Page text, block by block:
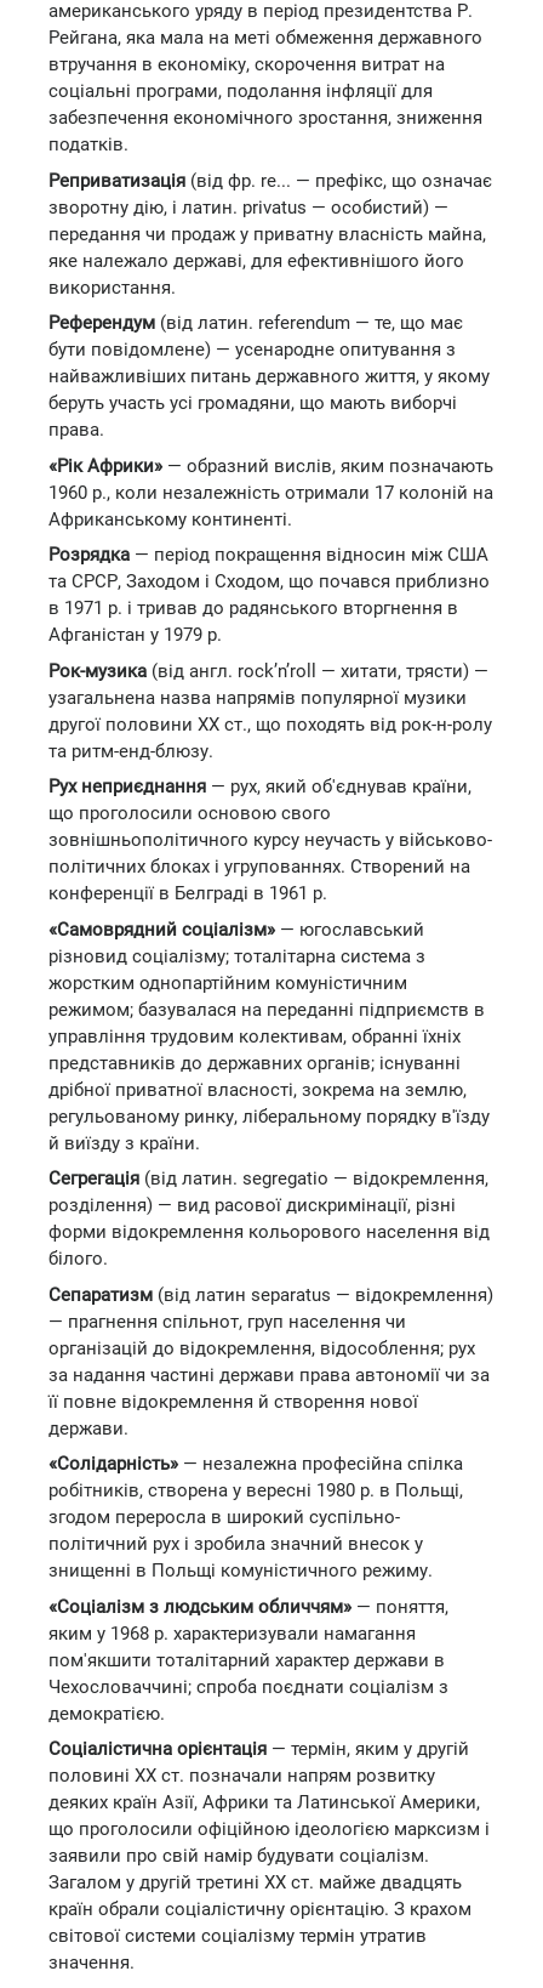
американського уряду в період президентства Р.
Рейгана, яка мала на меті обмеження державного
втручання в економіку, скорочення витрат на
соціальні програми, подолання інфляції для
забезпечення економічного зростання, зниження
податків.
Реприватизація (від фр. re... — префікс, що означає
зворотну дію, і латин. privatus — особистий) —
передання чи продаж у приватну власність майна,
яке належало державі, для ефективнішого його
використання.
Референдум (від латин. referendum — те, що має
бути повідомлене) — усенародне опитування з
найважливіших питань державного життя, у якому
беруть участь усі громадяни, що мають виборчі
права.
«Рік Африки» — образний вислів, яким позначають
1960 р., коли незалежність отримали 17 колоній на
Африканському континенті.
Розрядка — період покращення відносин між США
та СРСР, Заходом і Сходом, що почався приблизно
в 1971 р. і тривав до радянського вторгнення в
Афганістан у 1979 р.
Рок-музика (від англ. rock’n’roll — хитати, трясти) —
узагальнена назва напрямів популярної музики
другої половини ХХ ст., що походять від рок-н-ролу
та ритм-енд-блюзу.
Рух неприєднання — рух, який об'єднував країни,
що проголосили основою свого
зовнішньополітичного курсу неучасть у військово-
політичних блоках і угрупованнях. Створений на
конференції в Белграді в 1961 р.
«Самоврядний соціалізм» — югославський
різновид соціалізму; тоталітарна система з
жорстким однопартійним комуністичним
режимом; базувалася на переданні підприємств в
управління трудовим колективам, обранні їхніх
представників до державних органів; існуванні
дрібної приватної власності, зокрема на землю,
регульованому ринку, ліберальному порядку в'їзду
й виїзду з країни.
Сегрегація (від латин. segregatio — відокремлення,
розділення) — вид расової дискримінації, різні
форми відокремлення кольорового населення від
білого.
Сепаратизм (від латин separatus — відокремлення)
— прагнення спільнот, груп населення чи
організацій до відокремлення, відособлення; рух
за надання частині держави права автономії чи за
її повне відокремлення й створення нової
держави.
«Солідарність» — незалежна професійна спілка
робітників, створена у вересні 1980 р. в Польщі,
згодом переросла в широкий суспільно-
політичний рух і зробила значний внесок у
знищенні в Польщі комуністичного режиму.
«Соціалізм з людським обличчям» — поняття,
яким у 1968 р. характеризували намагання
пом'якшити тоталітарний характер держави в
Чехословаччині; спроба поєднати соціалізм з
демократією.
Соціалістична орієнтація — термін, яким у другій
половині ХХ ст. позначали напрям розвитку
деяких країн Азії, Африки та Латинської Америки,
що проголосили офіційною ідеологією марксизм і
заявили про свій намір будувати соціалізм.
Загалом у другій третині ХХ ст. майже двадцять
країн обрали соціалістичну орієнтацію. З крахом
світової системи соціалізму термін утратив
значення.